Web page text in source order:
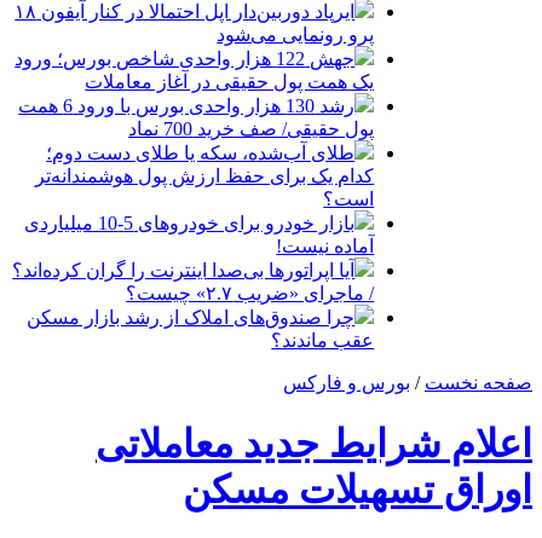
ایرپاد دوربین‌دار اپل احتمالا در کنار آیفون ۱۸
پرو رونمایی می‌شود
جهش 122 هزار واحدی شاخص بورس؛ ورود
یک همت پول حقیقی در آغاز معاملات
رشد 130 هزار واحدی بورس با ورود 6 همت
پول حقیقی/ صف خرید 700 نماد
طلای آب‌شده، سکه یا طلای دست دوم؛
کدام یک برای حفظ ارزش پول هوشمندانه‌تر
است؟
بازار خودرو برای خودروهای 5-10 میلیاردی
آماده نیست!
آیا اپراتورها بی‌صدا اینترنت را گران کرده‌اند؟
/ ماجرای «ضریب ۲.۷» چیست؟
چرا صندوق‌های املاک از رشد بازار مسکن
عقب ماندند؟
صفحه نخست / بورس و فارکس
اعلام شرایط جدید معاملاتی
اوراق تسهیلات مسکن